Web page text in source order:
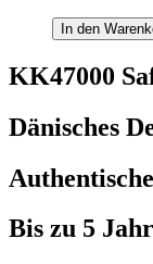
In den
KK47000
Dänisches
Bis zu 5